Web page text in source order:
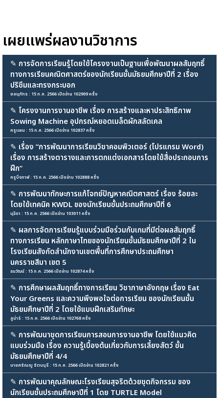
เผยแพร่ผลงานวิชาการ
✎ การจัดการเรียนรู้โดยใช้โครงงานเป็นฐานเพื่อพัฒนาผลสัมฤทธิ์
ทางการเรียนคณิตศาสตร์ของนักเรียนชั้นมัธยมศึกษาปีที่ 2 เรื่อง
ปริซึมและทรงกระบอก
ชลนุภัทร : 15 ก.ค. 2566 เปิดอ่าน 102909 ครั้ง
✎ โครงงานการงานอาชีพ เรื่อง การสร้างและหาประสิทธิภาพ
Sowing Machine อุปกรณ์หยอดเมล็ดผักสลัดเคล
ครูแผน : 15 ก.ค. 2566 เปิดอ่าน 102837 ครั้ง
✎ เรื่อง “การพัฒนาการเรียนวิชาคอมพิวเตอร์ (โปรแกรม Word)
เรื่อง การสร้างตารางและการตกแต่งเอกสารโดยใช้สื่อประกอบการ
ฝึก”
ครูบึงกาฬ : 15 ก.ค. 2566 เปิดอ่าน 102888 ครั้ง
✎ การพัฒนาทักษะการแก้โจทย์ปัญหาคณิตศาสตร์ เรื่อง ร้อยละ
โดยใช้เทคนิค KWDL ของนักเรียนชั้นประถมศึกษาปีที่ 6
นุธิดา : 15 ก.ค. 2566 เปิดอ่าน 103011 ครั้ง
✎ ผลการจัดการเรียนรู้แบบร่วมมือร่วมกับเกมที่มีต่อผลสัมฤทธิ์
ทางการเรียน หลักภาษาไทยของนักเรียนชั้นมัธยมศึกษาปีที่ 2 ใน
โรงเรียนสังกัดสำนักงานเขตพื้นที่การศึกษาประถมศึกษา
นครราชสีมา เขต 5
ธนวัฒน์ : 15 ก.ค. 2566 เปิดอ่าน 102874 ครั้ง
✎ การศึกษาผลสัมฤทธิ์ทางการเรียน วิชาภาษาอังกฤษ เรื่อง Eat
Your Greens และความพึงพอใจต่อการเรียน ของนักเรียนชั้น
มัธยมศึกษาปีที่ 2 โดยใช้แบบฝึกเสริมทักษะ
ลูน่าร์ : 15 ก.ค. 2566 เปิดอ่าน 102768 ครั้ง
✎ การพัฒนาชุดการเรียนการสอนการงานอาชีพ โดยใช้แนวคิด
แบบร่วมมือ เรื่อง ความรู้เบื้องต้นเกี่ยวกับการเลี้ยงสัตว์ ชั้น
มัธยมศึกษาปีที่ 4/4
นายศรัณญู รัตนบุรี : 15 ก.ค. 2566 เปิดอ่าน 102821 ครั้ง
✎ การพัฒนาคุณลักษณะโรงเรียนสุจริตด้วยชุดกิจกรรม ของ
นักเรียนชั้นประถมศึกษาปีที่ 1 โดย TURTLE Model